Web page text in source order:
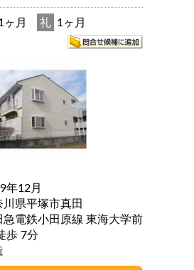
ヶ月 礼 1ヶ月
年12月
川県平塚市真田
急電鉄小田原線 東海大学前
駅 徒歩 7分